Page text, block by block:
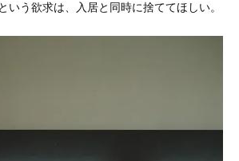
いう欲求は、入居と同時に捨ててほしい。